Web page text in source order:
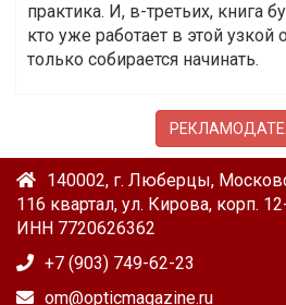
практика. И, в-третьих, книга
кто уже работает в этой узкой
только собирается начинать.
140002, г. Люберцы,
116 квартал, ул. Кирова, корп.
ИНН 7720626362
+7 (903) 749-62-23
om@opticmagazine.ru